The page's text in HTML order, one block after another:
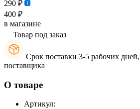
290 ₽
400 ₽
в магазине
Товар под заказ
Срок поставки 3-5 рабочих
поставщика
О товаре
Артикул: